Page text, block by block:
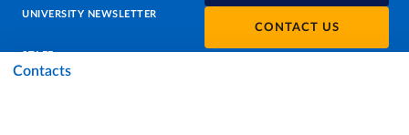
CONTACT US
Contacts
UNIVERSITY NEWSLETTER
STAFF